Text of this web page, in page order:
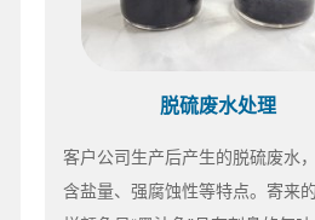
脱硫废水处理
客户公司生产后产生的脱硫废水
含盐量、强腐蚀性等特点。寄来